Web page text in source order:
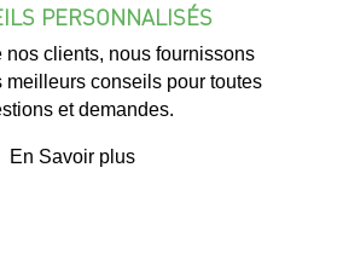
PERSONNALISÉS
nos clients, nous fournissons
meilleurs conseils pour toutes
et demandes.
En Savoir plus